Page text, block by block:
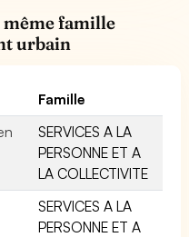
même famille
urbain
Famille
SERVICES A LA
PERSONNE ET A
LA COLLECTIVITE
SERVICES A LA
PERSONNE ET A